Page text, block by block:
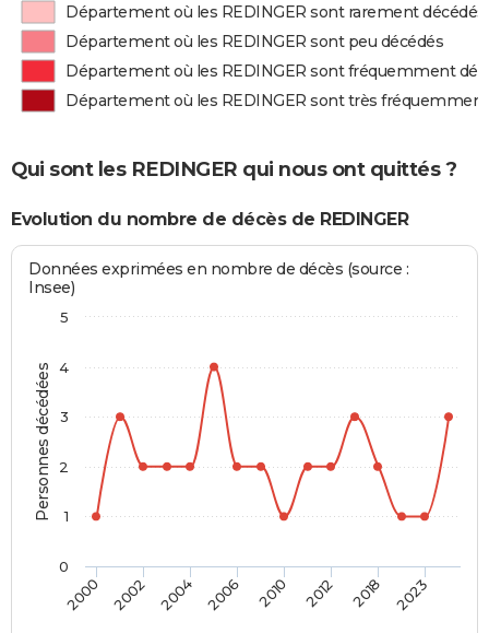
Département où les REDINGER sont rarement décédés
Département où les REDINGER sont peu décédés
Département où les REDINGER sont fréquemment
Département où les REDINGER sont très
Qui sont les REDINGER qui nous ont quittés ?
Evolution du nombre de décès de REDINGER
Personnes décédées
Données exprimées en nombre de décès (source :
Insee)
2000 2002 2004 2006 2010 2012 2018 2023
0
1
2
3
4
5